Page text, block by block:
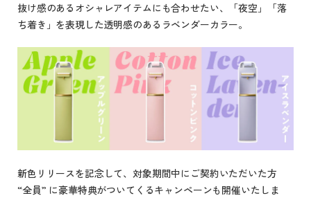
抜け感のあるオシャレアイテムにも合わせたい、「夜空」「落
ち着き」を表現した透明感のあるラベンダーカラー。
新色リリースを記念して、対象期間中にご契約いただいた方
“全員” に豪華特典がついてくるキャンペーンも開催いたしま